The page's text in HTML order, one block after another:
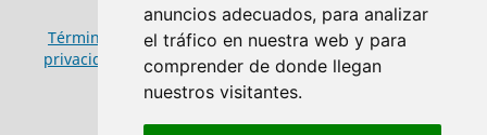
anuncios adecuados, para analizar
el tráfico en nuestra web y para
comprender de donde llegan
nuestros visitantes.
Términos y condiciones de uso|Política de
privacidad
Política de cookies